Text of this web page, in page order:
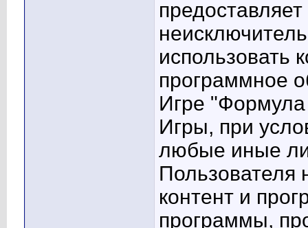
использовать
программное
Игре
Игры, при
любые иные
Пользователя
контент и
программы,